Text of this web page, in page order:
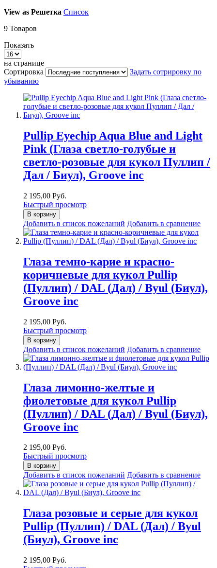
View as Решетка Список
9 Товаров
Показать
на странице
Сортировка
Задать сотрировку по
убыванию
Pullip Eyechip Aqua Blue and Light
Pink (Глаза светло-голубые и
светло-розовые для кукол Пуллип /
Дал / Биул), Groove inc
2 195,00 Руб.
Быстрый просмотр
В корзину
Добавить в список пожеланий Добавить в сравнение
Глаза темно-карие и красно-
коричневые для кукол Pullip
(Пуллип) / DAL (Дал) / Byul (Биул),
Groove inc
2 195,00 Руб.
Быстрый просмотр
В корзину
Добавить в список пожеланий Добавить в сравнение
Глаза лимонно-желтые и
фиолетовые для кукол Pullip
(Пуллип) / DAL (Дал) / Byul (Биул),
Groove inc
2 195,00 Руб.
Быстрый просмотр
В корзину
Добавить в список пожеланий Добавить в сравнение
Глаза розовые и серые для кукол
Pullip (Пуллип) / DAL (Дал) / Byul
(Биул), Groove inc
2 195,00 Руб.